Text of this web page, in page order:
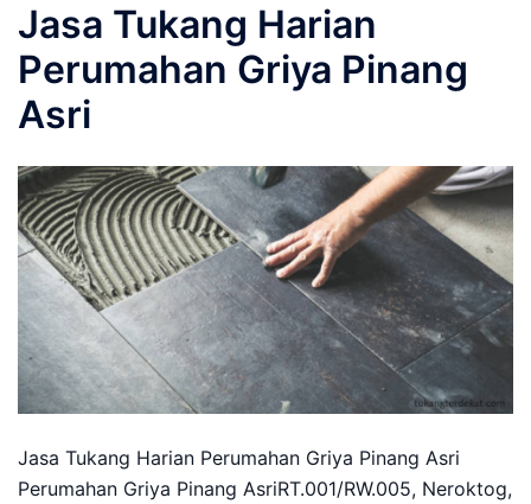
Jasa Tukang Harian
Perumahan Griya Pinang
Asri
Jasa Tukang Harian Perumahan Griya Pinang Asri
Perumahan Griya Pinang AsriRT.001/RW.005, Neroktog,